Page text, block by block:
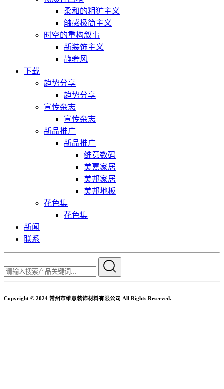
柔和的粗犷主义
触感极简主义
时空的重构叙事
新装饰主义
静奢风
下载
趋势分享
趋势分享
宣传杂志
宣传杂志
新品推广
新品推广
维意数码
美嘉家居
美邦家居
美邦地板
花色集
花色集
新闻
联系
Copyright © 2024 常州市维意装饰材料有限公司 All Rights Reserved.